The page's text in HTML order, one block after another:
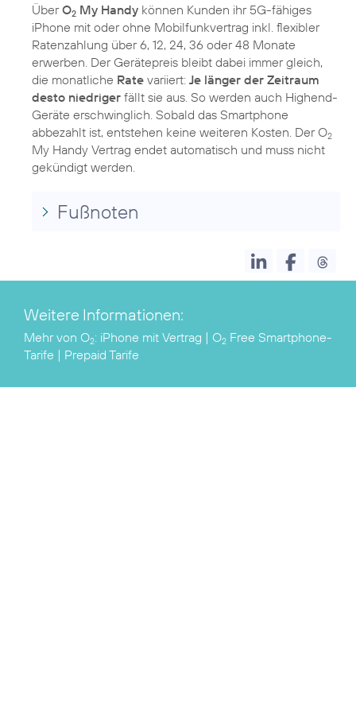
ÜberO2 My Handy können Kunden ihr 5G-fähiges
iPhone mit oder ohne Mobilfunkvertrag inkl. flexibler
Ratenzahlung über 6, 12, 24, 36 oder 48 Monate
erwerben. Der Gerätepreis bleibt dabei immer gleich,
die monatliche Rate variiert: Je länger der Zeitraum
desto niedriger fällt sie aus. So werden auch Highend-
Geräte erschwinglich. Sobald das Smartphone
abbezahlt ist, entstehen keine weiteren Kosten. Der O2
My Handy Vertrag endet automatisch und muss nicht
gekündigt werden.
Fußnoten
Weitere Informationen:
Mehr von O2: iPhone mit Vertrag | O2 Free Smartphone-
Tarife | Prepaid Tarife